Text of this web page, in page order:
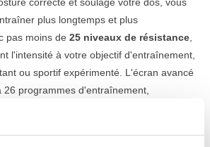
plus longtemps et plus
pas moins de 25 niveaux de résistance
l'intensité à votre objectif d'entraînement,
ou sportif expérimenté. L'écran avancé
26 programmes d'entraînement,
séance reste variée et motivante. Le
utilisateur maximal de 220 kg, ce qui